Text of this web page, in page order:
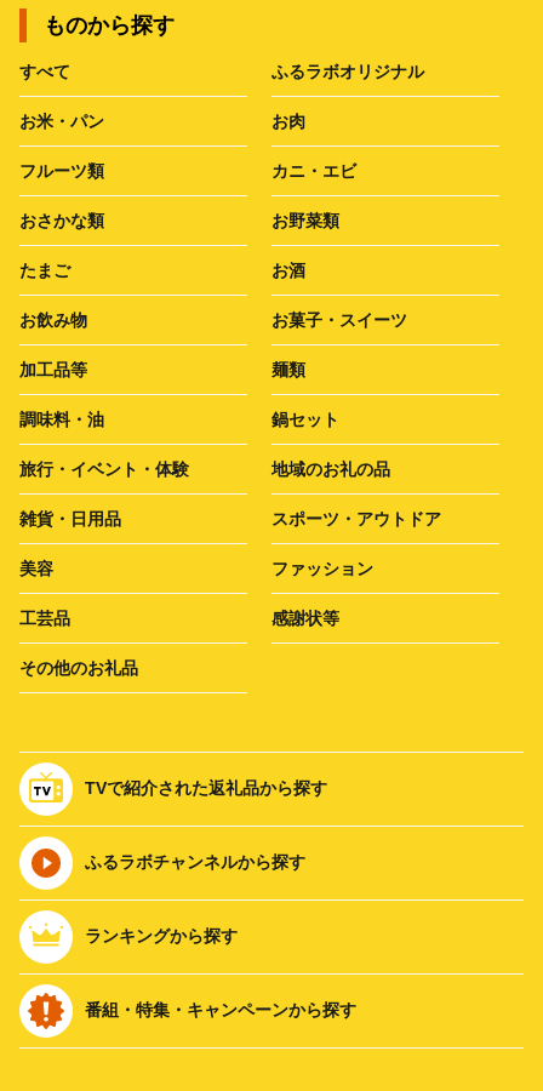
ものから探す
すべて ふるラボオリジナル
お米・パン お肉
フルーツ類 カニ・エビ
おさかな類 お野菜類
たまご お酒
お飲み物 お菓子・スイーツ
加工品等 麺類
調味料・油 鍋セット
旅行・イベント・体験 地域のお礼の品
雑貨・日用品 スポーツ・アウトドア
美容 ファッション
工芸品 感謝状等
その他のお礼品
TVで紹介された返礼品から探す
ふるラボチャンネルから探す
ランキングから探す
番組・特集・キャンペーンから探す